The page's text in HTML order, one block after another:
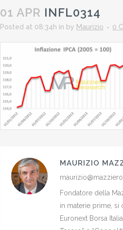
01 APR INFL0314
Posted at 08:34h in by Maurizio 0
MAURIZIO
Fondatore della
in materie prime, si
Euronext Borsa